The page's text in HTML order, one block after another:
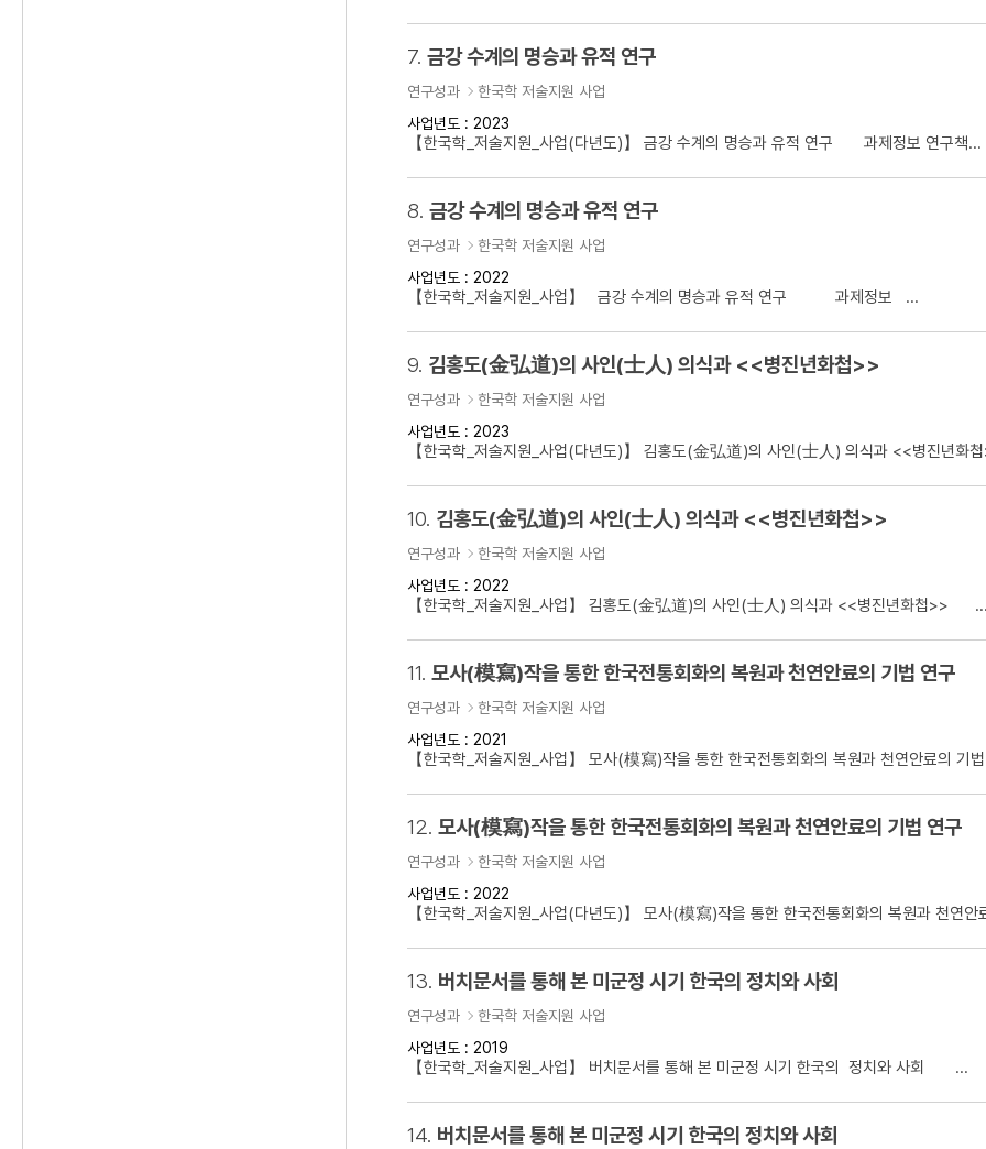
7. 금강 수계의 명승과 유적 연구
연구성과
한국학 저술지원 사업
사업년도 : 2023
【한국학_저술지원_사업(다년도)】 금강 수계의 명승과 유적 연구 과제정보 연구책...
8. 금강 수계의 명승과 유적 연구
연구성과
한국학 저술지원 사업
사업년도 : 2022
【한국학_저술지원_사업】 금강 수계의 명승과 유적 연구 과제정보 ...
9. 김홍도(金弘道)의 사인(士人) 의식과 <<병진년화첩>>
연구성과
한국학 저술지원 사업
사업년도 : 2023
【한국학_저술지원_사업(다년도)】 김홍도(金弘道)의 사인(士人) 의식과 <<병진년화
10. 김홍도(金弘道)의 사인(士人) 의식과 <<병진년화첩>>
연구성과
한국학 저술지원 사업
사업년도 : 2022
【한국학_저술지원_사업】 김홍도(金弘道)의 사인(士人) 의식과 <<병진년화첩>> ...
11. 모사(模寫)작을 통한 한국전통회화의 복원과 천연안료의 기법 연구
연구성과
한국학 저술지원 사업
사업년도 : 2021
【한국학_저술지원_사업】 모사(模寫)작을 통한 한국전통회화의 복원과 천연안료의 기
12. 모사(模寫)작을 통한 한국전통회화의 복원과 천연안료의 기법 연구
연구성과
한국학 저술지원 사업
사업년도 : 2022
【한국학_저술지원_사업(다년도)】 모사(模寫)작을 통한 한국전통회화의 복원과 천연안
13. 버치문서를 통해 본 미군정 시기 한국의 정치와 사회
연구성과
한국학 저술지원 사업
사업년도 : 2019
【한국학_저술지원_사업】 버치문서를 통해 본 미군정 시기 한국의 정치와 사회 ...
14. 버치문서를 통해 본 미군정 시기 한국의 정치와 사회